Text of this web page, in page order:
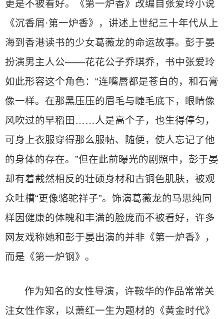
更是不被看好。《第一炉香》改编自张爱玲小说
《沉香屑·第一炉香》，讲述上世纪三十年代从上
海到香港读书的少女葛薇龙的命运故事。彭于晏
扮演男主人公——花花公子乔琪乔，书中张爱玲
如此形容这个角色：“连嘴唇都是苍白的，和石膏
像一样。在那黑压压的眉毛与睫毛底下，眼睛像
风吹过的早稻田……人是高个子，也生得停匀，
可身上衣服穿得那么服帖、随便，使人忘记了他
的身体的存在。”但在此前曝光的剧照中，彭于晏
却有着截然相反的壮硕身材和古铜色肌肤，被观
众吐槽“更像骆驼祥子”。饰演葛薇龙的马思纯同
样因健康的体魄和丰满的脸庞而不被看好，许多
网友戏称她和彭于晏出演的并非《第一炉香》，
而是《第一炉钢》。
作为知名的女性导演，许鞍华的作品常常关
注女性作家，以萧红一生为题材的《黄金时代》